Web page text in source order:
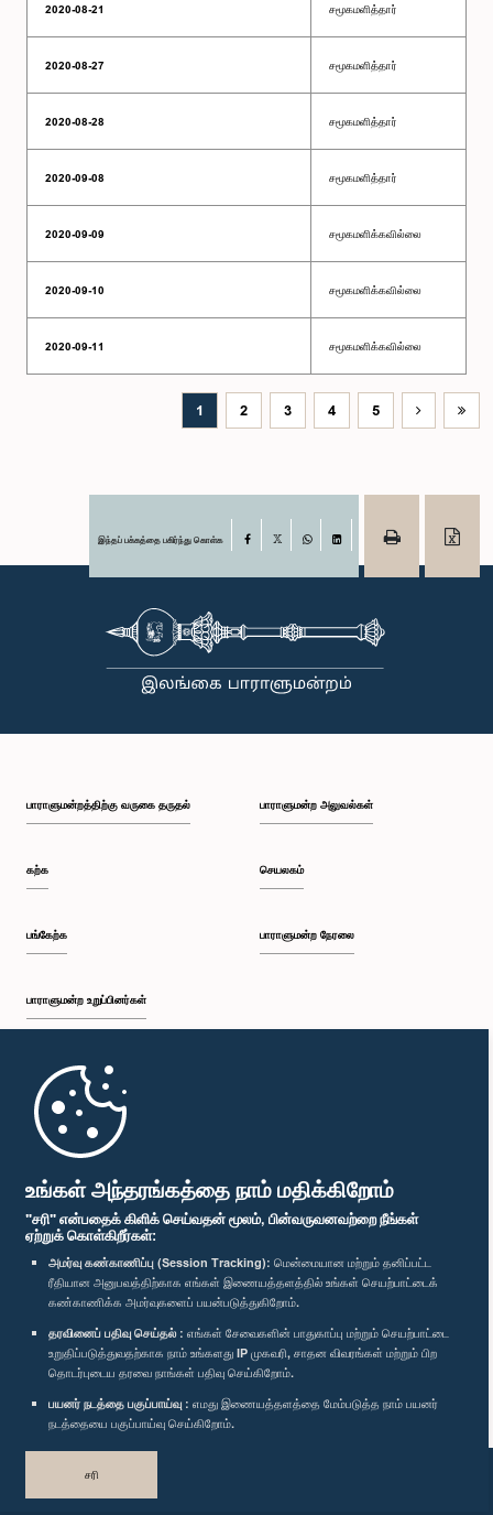
உங்கள் அந்தரங்கத்தை நாம் மதிக்கிறோம்
"சரி" என்பதைக் கிளிக் செய்வதன் மூலம், பின்வருவனவற்றை நீங்கள்
ஏற்றுக் கொள்கிறீர்கள்:
அமர்வு கண்காணிப்பு (Session Tracking): மென்மையான மற்றும் தனிப்பட்ட
ரீதியான அனுபவத்திற்காக எங்கள் இணையத்தளத்தில் உங்கள் செயற்பாட்டைக்
கண்காணிக்க அமர்வுகளைப் பயன்படுத்துகிறோம்.
தரவினைப் பதிவு செய்தல் : எங்கள் சேவைகளின் பாதுகாப்பு மற்றும் செயற்பாட்டை
உறுதிப்படுத்துவதற்காக நாம் உங்களது IP முகவரி, சாதன விவரங்கள் மற்றும் பிற
தொடர்புடைய தரவை நாங்கள் பதிவு செய்கிறோம்.
பயனர் நடத்தை பகுப்பாய்வு : எமது இணையத்தளத்தை மேம்படுத்த நாம் பயனர்
நடத்தையை பகுப்பாய்வு செய்கிறோம்.
சரி
2020-08-21 சமூகமளித்தார்
2020-08-27 சமூகமளித்தார்
2020-08-28 சமூகமளித்தார்
2020-09-08 சமூகமளித்தார்
2020-09-09 சமூகமளிக்கவில்லை
2020-09-10 சமூகமளிக்கவில்லை
2020-09-11 சமூகமளிக்கவில்லை
1 2 3 4 5
இந்தப் பக்கத்தை பகிர்ந்து கொள்க Facebook
பாராளுமன்றத்திற்கு வருகை தருதல்
கற்க
பங்கேற்க
பாராளுமன்ற உறுப்பினர்கள்
முதற்பக்கம்
பாராளுமன்ற அலுவல்கள்
செயலகம்
பாராளுமன்ற நேரலை
பாராளுமன்ற கையடக்க செயலி
எம்மை பின்தொடர்க :
விருதுகள்
தனியுரிமைக் கொள்கை